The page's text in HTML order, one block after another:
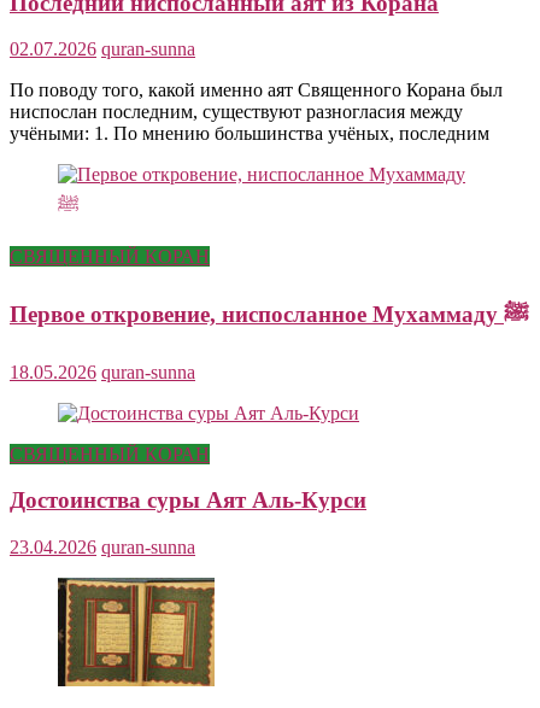
02.07.2026 quran-sunna
По поводу того, какой именно аят Священного Корана был
ниспослан последним, существуют разногласия между
учёными: 1. По мнению большинства учёных, последним
СВЯЩЕННЫЙ КОРАН
Первое откровение, ниспосланное Мухаммаду ﷺ
18.05.2026 quran-sunna
СВЯЩЕННЫЙ КОРАН
Достоинства суры Аят Аль-Курси
23.04.2026 quran-sunna